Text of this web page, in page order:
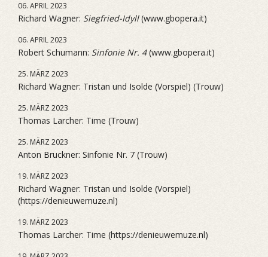
06. APRIL 2023
Richard Wagner: Siegfried-Idyll(www.gbopera.it)
06. APRIL 2023
Robert Schumann: Sinfonie Nr. 4(www.gbopera.it)
25. MÄRZ 2023
Richard Wagner: Tristan und Isolde (Vorspiel) (Trouw)
25. MÄRZ 2023
Thomas Larcher: Time (Trouw)
25. MÄRZ 2023
Anton Bruckner: Sinfonie Nr. 7 (Trouw)
19. MÄRZ 2023
Richard Wagner: Tristan und Isolde (Vorspiel)
(https://denieuwemuze.nl)
19. MÄRZ 2023
Thomas Larcher: Time (https://denieuwemuze.nl)